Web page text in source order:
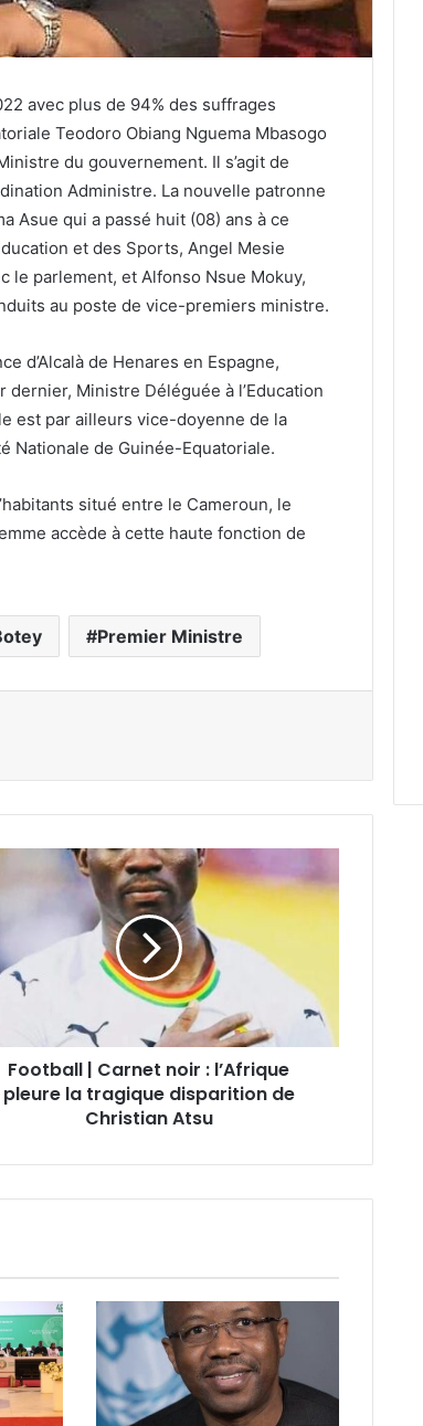
avec plus de 94% des suffrages
Teodoro Obiang Nguema Mbasogo
du gouvernement. Il s’agit de
Administre. La nouvelle patronne
Asue qui a passé huit (08) ans à ce
et des Sports, Angel Mesie
le parlement, et Alfonso Nsue Mokuy,
au poste de vice-premiers ministre.
d’Alcalà de Henares en Espagne,
dernier, Ministre Déléguée à l’Education
est par ailleurs vice-doyenne de la
Nationale de Guinée-Equatoriale.
situé entre le Cameroun, le
accède à cette haute fonction de
Premier Ministre
Football | Carnet noir : l’Afrique
pleure la tragique disparition de
Christian Atsu